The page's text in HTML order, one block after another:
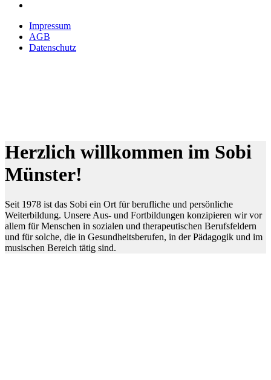
Impressum
AGB
Datenschutz
Herzlich willkommen im Sobi
Münster!
Seit 1978 ist das Sobi ein Ort für berufliche und persönliche
Weiterbildung. Unsere Aus- und Fortbildungen konzipieren wir vor
allem für Menschen in sozialen und therapeutischen Berufsfeldern
und für solche, die in Gesundheitsberufen, in der Pädagogik und im
musischen Bereich tätig sind.